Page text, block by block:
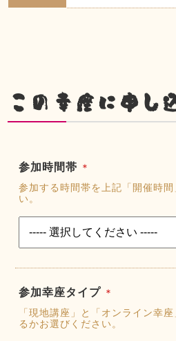
この幸座に申し
参加時間帯 ＊
参加する時間帯を上記「開催時
い。
参加幸座タイプ ＊
「現地講座」と「オンライン幸
るかお選びください。